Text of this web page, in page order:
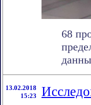
68
13.02.2018
15:23